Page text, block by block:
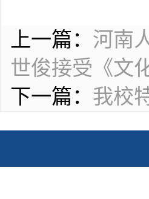
上一篇： 河南
世俊接受《文
下一篇： 我校